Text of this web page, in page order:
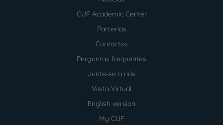
CUF Academic Center
Parcerias
Contactos
Perguntas frequentes
Junte-se a nós
Visita Virtual
English version
My CUF